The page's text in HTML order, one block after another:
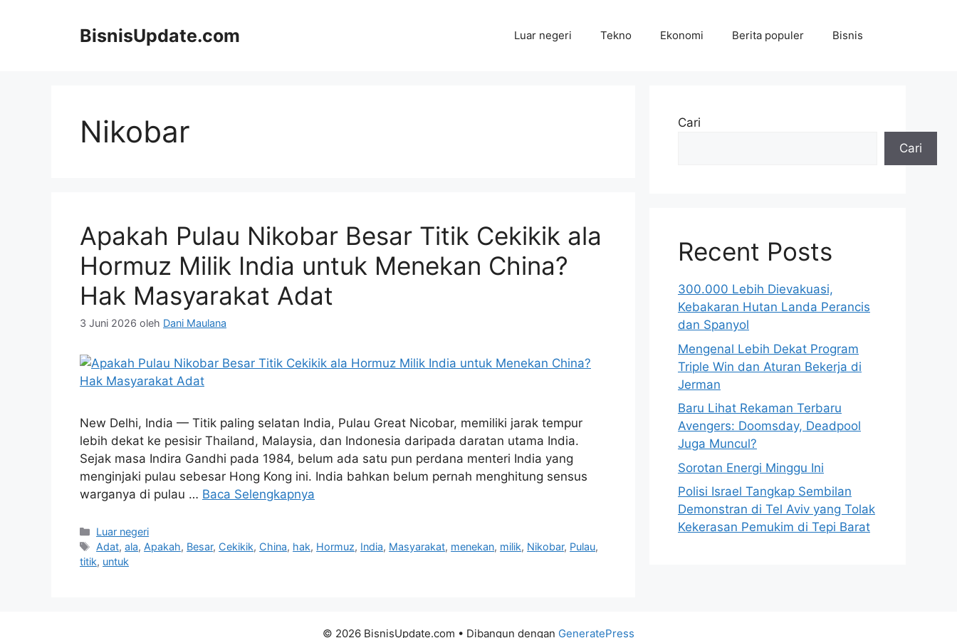
BisnisUpdate.com Luar negeri Tekno Ekonomi Berita populer Bisnis
Nikobar
Apakah Pulau Nikobar Besar Titik Cekikik ala
Hormuz Milik India untuk Menekan China?
Hak Masyarakat Adat
3 Juni 2026 oleh Dani Maulana
New Delhi, India — Titik paling selatan India, Pulau Great Nicobar, memiliki jarak tempur
lebih dekat ke pesisir Thailand, Malaysia, dan Indonesia daripada daratan utama India.
Sejak masa Indira Gandhi pada 1984, belum ada satu pun perdana menteri India yang
menginjaki pulau sebesar Hong Kong ini. India bahkan belum pernah menghitung sensus
warganya di pulau … Baca Selengkapnya
Kategori
Luar negeri
Tag
Adat,ala, Apakah, Besar, Cekikik, China, hak, Hormuz, India, Masyarakat, menekan, milik, Nikobar, Pulau,
titik, untuk
Cari
Cari
Recent Posts
300.000 Lebih Dievakuasi,
Kebakaran Hutan Landa Perancis
dan Spanyol
Mengenal Lebih Dekat Program
Triple Win dan Aturan Bekerja di
Jerman
Baru Lihat Rekaman Terbaru
Avengers: Doomsday, Deadpool
Juga Muncul?
Sorotan Energi Minggu Ini
Polisi Israel Tangkap Sembilan
Demonstran di Tel Aviv yang Tolak
Kekerasan Pemukim di Tepi Barat
© 2026 BisnisUpdate.com • Dibangun dengan GeneratePress